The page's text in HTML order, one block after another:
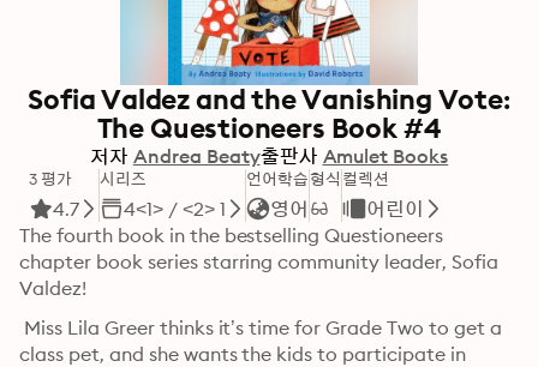
Sofia Valdez and the Vanishing Vote:
The Questioneers Book #4
저자 Andrea Beaty출판사 Amulet Books
3 평가
4.7
시리즈
4<1> / <2> 1
언어학습
영어
형식 컬렉션
어린이
The fourth book in the bestselling Questioneers
chapter book series starring community leader, Sofia
Valdez!
Miss Lila Greer thinks it’s time for Grade Two to get a
class pet, and she wants the kids to participate in